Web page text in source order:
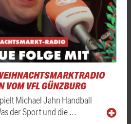
VFL GÜNZBURG
Michael Jahn Handball
der Sport und die …